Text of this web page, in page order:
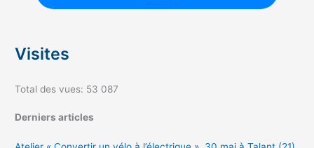
Visites
Total des vues: 53 087
Derniers articles